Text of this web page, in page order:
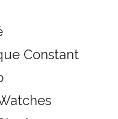
Constant